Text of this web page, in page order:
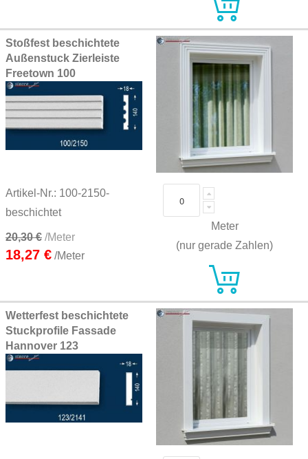
Stoßfest beschichtete
Außenstuck Zierleiste
Freetown 100
Artikel-Nr.: 100-2150-
beschichtet
20,30 € /Meter
18,27 € /Meter
Meter
(nur gerade Zahlen)
Wetterfest beschichtete
Stuckprofile Fassade
Hannover 123